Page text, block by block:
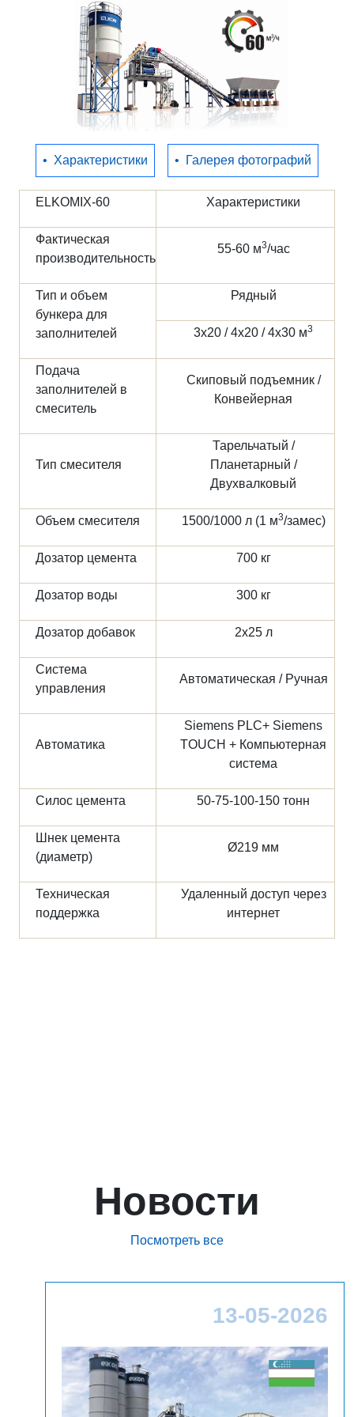
Полезное
Контакты
• Характеристики • Галерея фотографий
ELKOMIX-60 Характеристики
Фактическая
производительность
55-60 м3/час
Тип и объем
бункера для
заполнителей
Рядный
3х20 / 4х20 / 4х30 м3
Подача
заполнителей в
смеситель
Скиповый подъемник /
Конвейерная
Тип смесителя
Тарельчатый /
Планетарный /
Двухвалковый
Объем смесителя 1500/1000 л (1 м3/замес)
Дозатор цемента 700 кг
Дозатор воды 300 кг
Дозатор добавок 2х25 л
Система
управления
Автоматическая / Ручная
Автоматика
Siemens PLC+ Siemens
TOUCH + Компьютерная
система
Силос цемента 50-75-100-150 тонн
Шнек цемента
(диаметр)
Ø219 мм
Техническая
поддержка
Удаленный доступ через
интернет
Новости
Посмотреть все
13-05-2026